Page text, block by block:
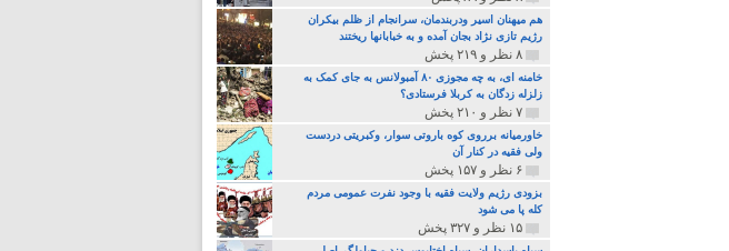
هم میهنان اسیر ودربندمان، سرانجام از ظلم بیکران
رژیم تازی نژاد بجان آمده و به خبابانها ریختند
۸ نظر و ۲۱۹ پخش
خامنه ای، به چه مجوزی ۸۰ آمبولانس به جای کمک به
زلزله زدگان به کربلا فرستادی؟
۷ نظر و ۲۱۰ پخش
خاورمیانه برروی کوه باروتی سوار، وکبریتی دردست
ولی فقیه در کنار آن
۶ نظر و ۱۵۷ پخش
بزودی رژیم ولایت فقیه با وجود نفرت عمومی مردم
کله پا می شود
۱۵ نظر و ۳۲۷ پخش